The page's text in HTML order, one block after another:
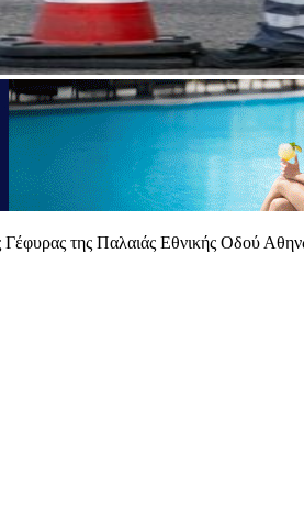
Γέφυρας της Παλαιάς Εθνικής Οδού